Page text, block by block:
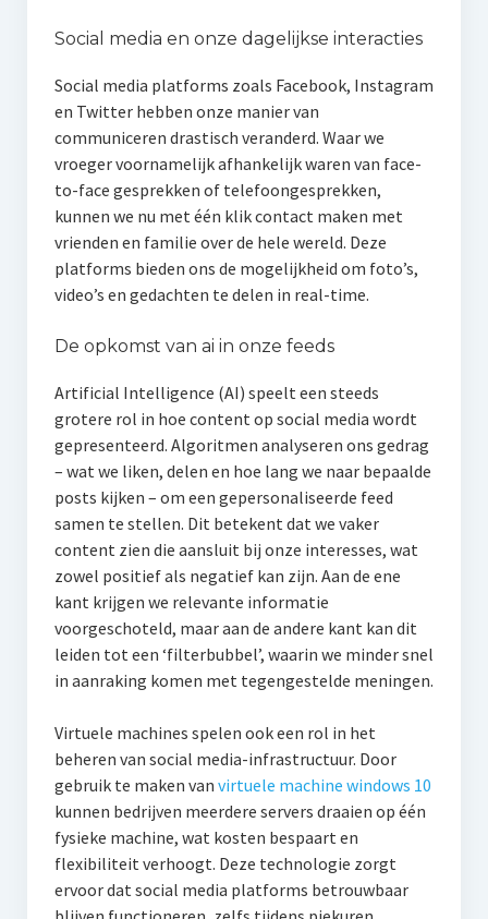
Social media en onze dagelijkse interacties
Social media platforms zoals Facebook, Instagram
en Twitter hebben onze manier van
communiceren drastisch veranderd. Waar we
vroeger voornamelijk afhankelijk waren van face-
to-face gesprekken of telefoongesprekken,
kunnen we nu met één klik contact maken met
vrienden en familie over de hele wereld. Deze
platforms bieden ons de mogelijkheid om foto’s,
video’s en gedachten te delen in real-time.
De opkomst van ai in onze feeds
Artificial Intelligence (AI) speelt een steeds
grotere rol in hoe content op social media wordt
gepresenteerd. Algoritmen analyseren ons gedrag
– wat we liken, delen en hoe lang we naar bepaalde
posts kijken – om een gepersonaliseerde feed
samen te stellen. Dit betekent dat we vaker
content zien die aansluit bij onze interesses, wat
zowel positief als negatief kan zijn. Aan de ene
kant krijgen we relevante informatie
voorgeschoteld, maar aan de andere kant kan dit
leiden tot een ‘filterbubbel’, waarin we minder snel
in aanraking komen met tegengestelde meningen.
Virtuele machines spelen ook een rol in het
beheren van social media-infrastructuur. Door
gebruik te maken van virtuele machine windows 10
kunnen bedrijven meerdere servers draaien op één
fysieke machine, wat kosten bespaart en
flexibiliteit verhoogt. Deze technologie zorgt
ervoor dat social media platforms betrouwbaar